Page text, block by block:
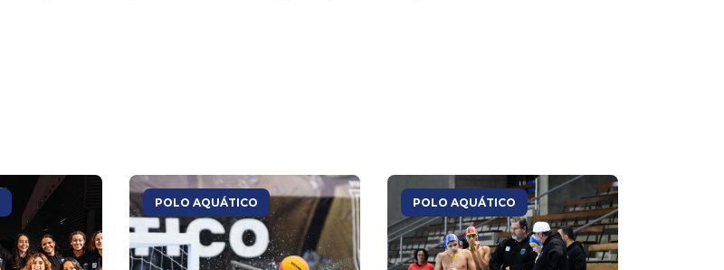
POLO AQUÁTICO POLO AQUÁTICO